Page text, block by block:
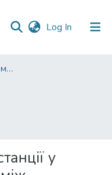
Log In (current)
012. Конференції та семінари НаУКМА
у